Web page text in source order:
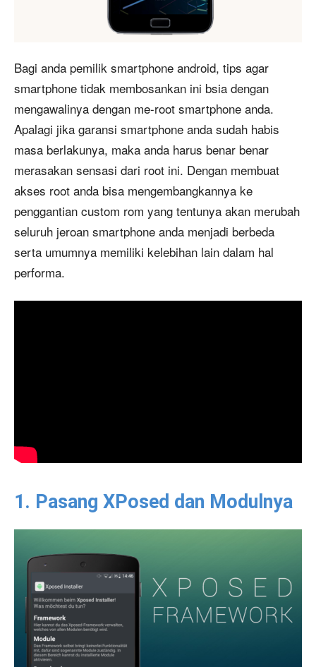
Bagi anda pemilik smartphone android, tips agar
smartphone tidak membosankan ini bsia dengan
mengawalinya dengan me-root smartphone anda.
Apalagi jika garansi smartphone anda sudah habis
masa berlakunya, maka anda harus benar benar
merasakan sensasi dari root ini. Dengan membuat
akses root anda bisa mengembangkannya ke
penggantian custom rom yang tentunya akan merubah
seluruh jeroan smartphone anda menjadi berbeda
serta umumnya memiliki kelebihan lain dalam hal
performa.
1. Pasang XPosed dan Modulnya